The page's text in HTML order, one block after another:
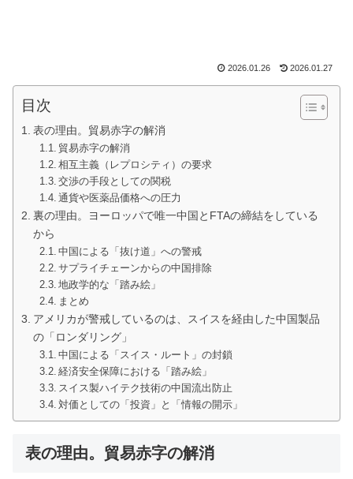
2026.01.26 2026.01.27
目次
表の理由。貿易赤字の解消
貿易赤字の解消
相互主義（レプロシティ）の要求
交渉の手段としての関税
通貨や医薬品価格への圧力
裏の理由。ヨーロッパで唯一中国とFTAの締結をしている
から
中国による「抜け道」への警戒
サプライチェーンからの中国排除
地政学的な「踏み絵」
まとめ
アメリカが警戒しているのは、スイスを経由した中国製品
の「ロンダリング」
中国による「スイス・ルート」の封鎖
経済安全保障における「踏み絵」
スイス製ハイテク技術の中国流出防止
対価としての「投資」と「情報の開示」
表の理由。貿易赤字の解消